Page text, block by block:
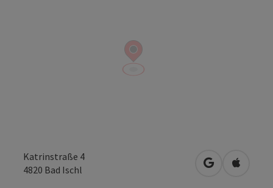
Katrinstraße 4
4820 Bad Ischl Openen in